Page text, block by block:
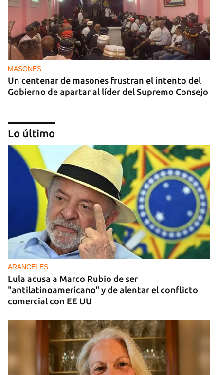
MASONES
Un centenar de masones frustran el intento del
Gobierno de apartar al líder del Supremo Consejo
REPRESIÓN
Los creadores de El4tico cumplen seis meses
presos sin fecha de juicio
Lo último
ARANCELES
Lula acusa a Marco Rubio de ser
"antilatinoamericano" y de alentar el conflicto
comercial con EE UU